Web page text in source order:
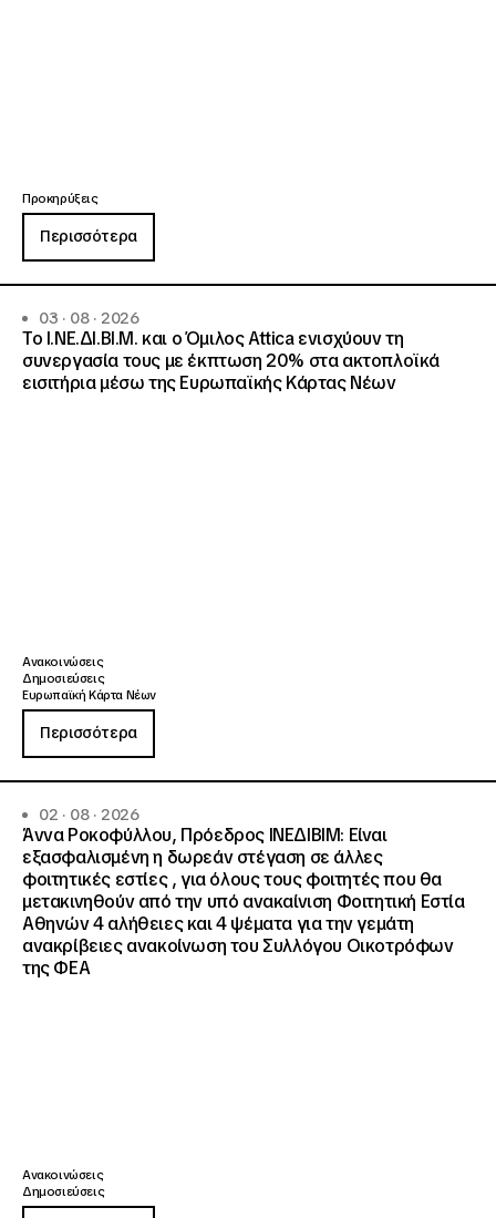
Προκηρύξεις
Περισσότερα
03 · 08 · 2026
Το Ι.ΝΕ.ΔΙ.ΒΙ.Μ. και o Όμιλος Attica ενισχύουν τη
συνεργασία τους με έκπτωση 20% στα ακτοπλοϊκά
εισιτήρια μέσω της Ευρωπαϊκής Κάρτας Νέων
Ανακοινώσεις
Δημοσιεύσεις
Ευρωπαϊκή Κάρτα Νέων
Περισσότερα
02 · 08 · 2026
Άννα Ροκοφύλλου, Πρόεδρος ΙΝΕΔΙΒΙΜ: Είναι
εξασφαλισμένη η δωρεάν στέγαση σε άλλες
φοιτητικές εστίες , για όλους τους φοιτητές που θα
μετακινηθούν από την υπό ανακαίνιση Φοιτητική Εστία
Αθηνών 4 αλήθειες και 4 ψέματα για την γεμάτη
ανακρίβειες ανακοίνωση του Συλλόγου Οικοτρόφων
της ΦΕΑ
Ανακοινώσεις
Δημοσιεύσεις